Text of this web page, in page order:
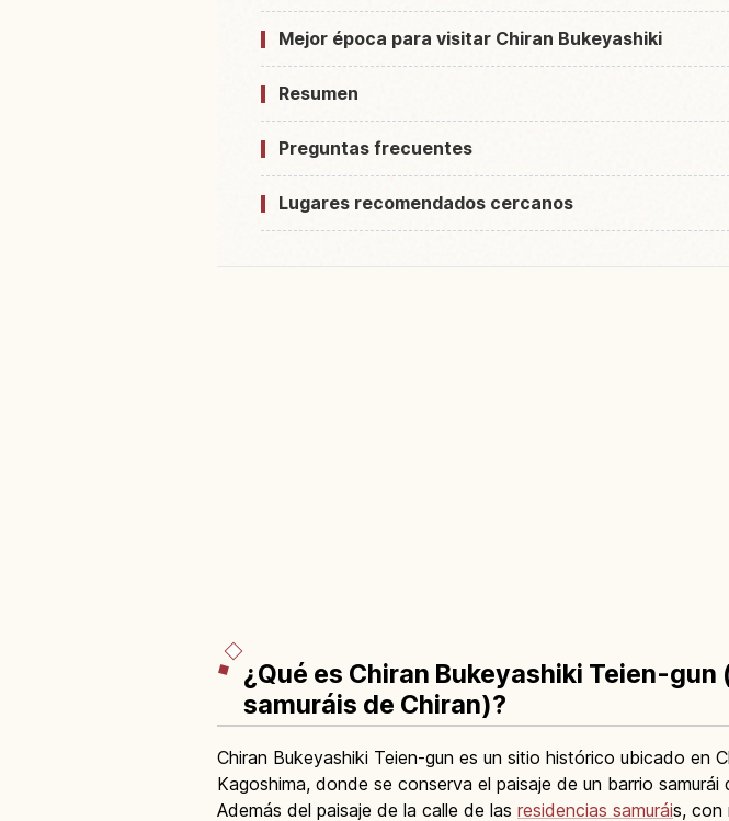
Mejor época para visitar Chiran Bukeyashiki
Resumen
Preguntas frecuentes
Lugares recomendados cercanos
¿Qué es Chiran Bukeyashiki Teien-
samuráis de Chiran)?
Chiran Bukeyashiki Teien-gun es un sitio histórico ubicado en
Kagoshima, donde se conserva el paisaje de un barrio samurái
Además del paisaje de la calle de las residencias samuráis, con